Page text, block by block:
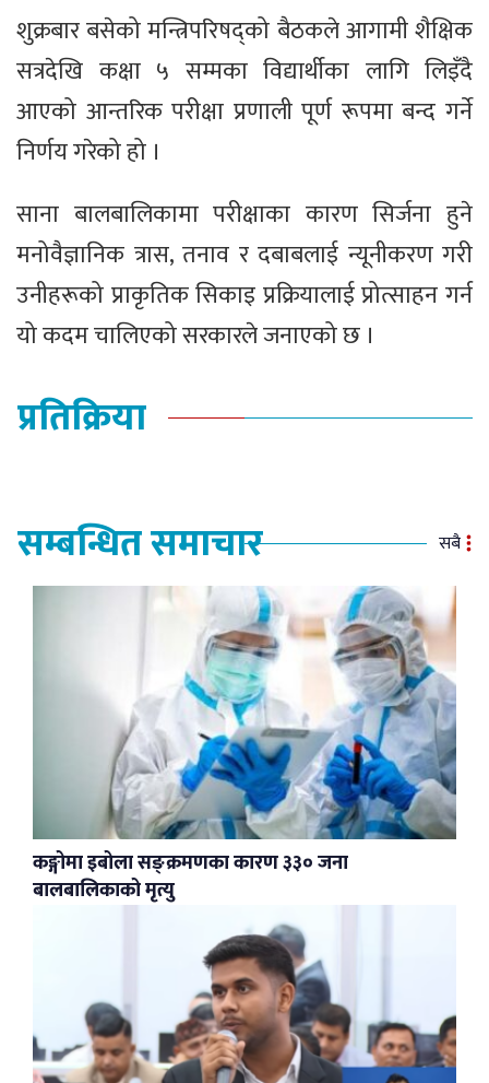
शुक्रबार बसेको मन्त्रिपरिषद्को बैठकले आगामी शैक्षिक
सत्रदेखि कक्षा ५ सम्मका विद्यार्थीका लागि लिइँदै
आएको आन्तरिक परीक्षा प्रणाली पूर्ण रूपमा बन्द गर्ने
निर्णय गरेको हो ।
साना बालबालिकामा परीक्षाका कारण सिर्जना हुने
मनोवैज्ञानिक त्रास, तनाव र दबाबलाई न्यूनीकरण गरी
उनीहरूको प्राकृतिक सिकाइ प्रक्रियालाई प्रोत्साहन गर्न
यो कदम चालिएको सरकारले जनाएको छ ।
प्रतिक्रिया
सम्बन्धित समाचार सबै
कङ्गोमा इबोला सङ्क्रमणका कारण ३३० जना
बालबालिकाको मृत्यु